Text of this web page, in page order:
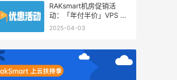
RAKsmart机房促销活
动：「年付半价」VPS 云
服务器仅$19.6/年起
2025-04-03